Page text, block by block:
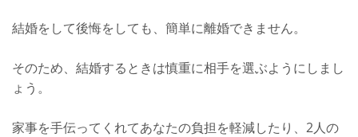
結婚をして後悔をしても、簡単に離婚できません。
そのため、結婚するときは慎重に相手を選ぶようにしまし
ょう。
家事を手伝ってくれてあなたの負担を軽減したり、2人の